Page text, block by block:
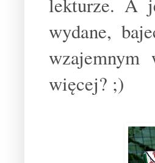
wydane,
więcej? ;)